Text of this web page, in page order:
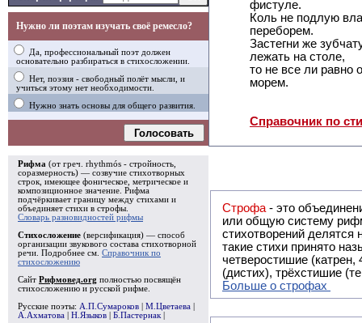
Нужно ли поэтам изучать своё ремесло?
Да, профессиональный поэт должен
основательно разбираться в стихосложении.
Нет, поэзия - свободный полёт мысли, и
учиться этому нет необходимости.
Нужно знать основы для общего развития.
Голосовать
Рифма (от греч. rhythmós - стройность,
соразмерность) — созвучие стихотворных
строк, имеющее фоническое, метрическое и
композиционное значение. Рифма
подчёркивает границу между стихами и
объединяет стихи в строфы
Словарь разновидностей рифмы
Стихосложение (версификация) — способ
организации звукового состава стихотворной
речи. Подробнее см. Справочник по
стихосложению
Сайт Рифмовед.org полностью посвящён
стихосложению и русской рифме.
Русские поэты: А.П.Сумароков М.Цветаева
А.Ахматова
Н.Языков Б.Пастернак
фистуле.
Коль не подлую
переборем.
Застегни же
лежать на столе,
то не все ли равно
морем.
Справочник по
Строфа - это объединение двух
или общую систему рифм, и регулярно или периодически
стихотворений делятся на строфы и т.о. являются строфическими.
такие стихи принято называть астрофическими. Самая популярная строфа в русской поэзии -
четверостишие
(дистих), трёхстишие
Больше о строфах